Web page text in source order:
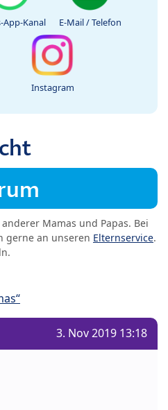
App-Kanal E-Mail / Telefon
Instagram
Mamas und Papas. Bei
gerne an unseren Elternservice.
3. Nov 2019 13:18